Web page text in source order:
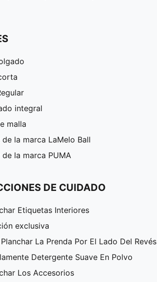
integral
malla
de la marca LaMelo Ball
de la marca PUMA
DE CUIDADO
Etiquetas Interiores
exclusiva
La Prenda Por El Lado Del Revés
Detergente Suave En Polvo
Los Accesorios